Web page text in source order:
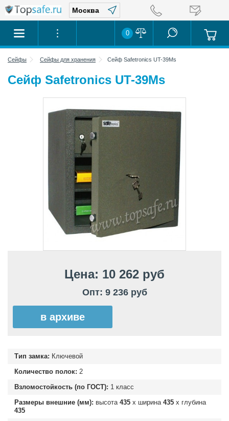
0
Сейфы Сейфы для хранения Сейф Safetronics UT-39Ms
Сейф Safetronics UT-39Ms
Цена: 10 262 руб
Опт: 9 236 руб
в архиве
Тип замка: Ключевой
Количество полок: 2
Взломостойкость (по ГОСТ): 1 класс
Размеры внешние (мм): высота 435 х ширина 435 х глубина
435